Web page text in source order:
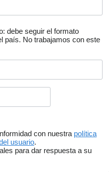
debe seguir el formato
país. No trabajamos con este
con nuestra política
usuario.
para dar respuesta a su